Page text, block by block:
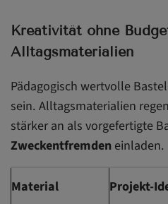
Kreativität ohne
Alltagsmaterialien
Pädagogisch wertvolle
sein. Alltagsmaterialien
stärker an als vorgefertigte
Zweckentfremdeneinladen.
Material Projekt-